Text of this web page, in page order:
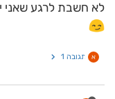
לא חשבת לרגע שאני
א תגובה 1